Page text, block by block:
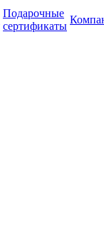
Подарочные
сертификаты